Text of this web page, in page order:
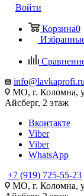
Войти
Корзина0
info@lavkaprofi.ru
МО, г. Коломна,
Айсберг, 2 этаж
Вконтакте
Viber
Viber
WhatsApp
+7 (919) 725-55-23
МО, г. Коломна,